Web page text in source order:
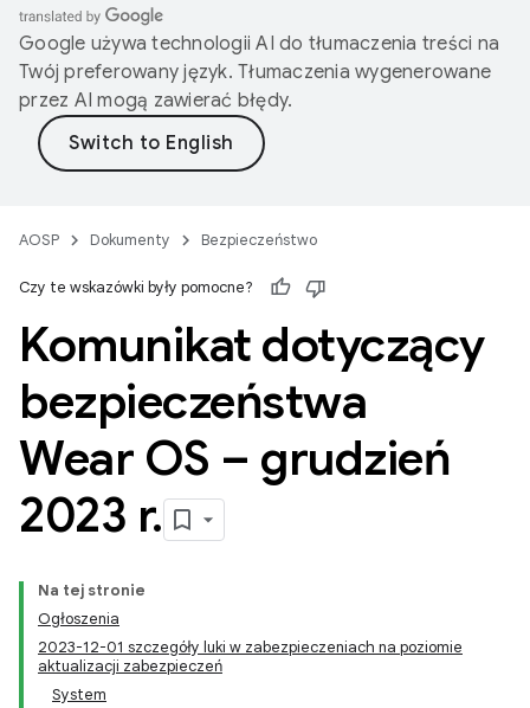
Google używa technologii AI do tłumaczenia treści na
Twój preferowany język. Tłumaczenia wygenerowane
przez AI mogą zawierać błędy.
AOSP Dokumenty Bezpieczeństwo
Czy te wskazówki były pomocne?
Komunikat dotyczący
bezpieczeństwa
Wear OS – grudzień
2023 r.
Na tej stronie
Ogłoszenia
2023-12-01 szczegóły luki w zabezpieczeniach na poziomie
aktualizacji zabezpieczeń
System